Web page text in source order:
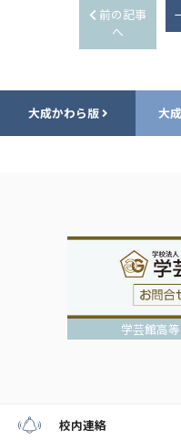
前の記事
へ
大成かわら版 大
学芸館高
校内連絡